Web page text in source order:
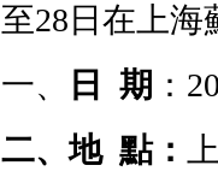
至28日在上海
一、
日 期 ：
二、地 點：